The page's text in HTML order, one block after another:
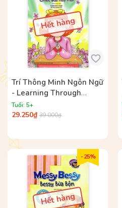
Hết hàng
Trí Thông Minh Ngôn Ngữ
- Learning Through
Reading - Chiếc Bùa May
Mắn (Song Ngữ)
Tuổi: 5+
29.250₫ 39.000₫
Hết hàng
- 25%